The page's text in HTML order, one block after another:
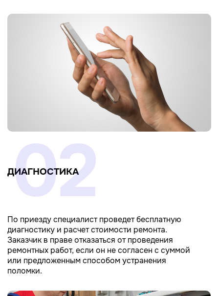
02
ДИАГНОСТИКА
По приезду специалист проведет бесплатную
диагностику и расчет стоимости ремонта.
Заказчик в праве отказаться от проведения
ремонтных работ, если он не согласен с суммой
или предложенным способом устранения
поломки.